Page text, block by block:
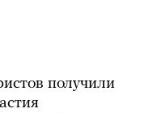
получили